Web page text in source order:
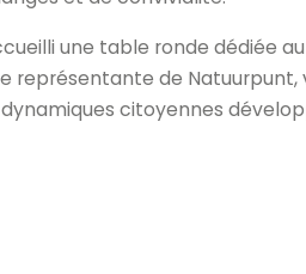
une table ronde dédiée
représentante de
citoyennes